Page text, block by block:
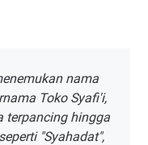
nama
Toko Syafi'i,
terpancing hingga
"Syahadat",